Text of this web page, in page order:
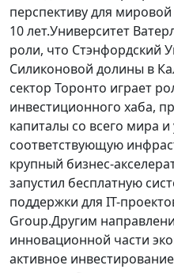
перспективу для
10 лет.Университет
роли, что Стэнфордский
Силиконовой долины в
сектор Торонто играет
инвестиционного хаба,
капиталы со всего мира
соответствующую
крупный бизнес-
запустил бесплатную
поддержки для IT-
Group.Другим
инновационной части
активное